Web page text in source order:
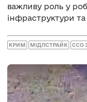
важливу роль у
інфраструктури
КРИМ МІДЛСТРАЙК ССО